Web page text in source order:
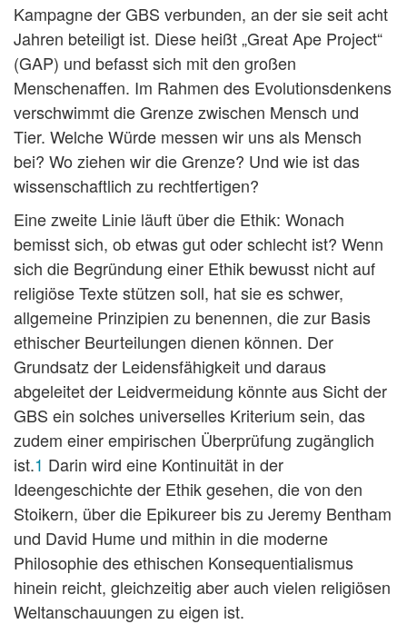
Kampagne der GBS verbunden, an der sie seit acht
Jahren beteiligt ist. Diese heißt „Great Ape Project“
(GAP) und befasst sich mit den großen
Menschenaffen. Im Rahmen des Evolutionsdenkens
verschwimmt die Grenze zwischen Mensch und
Tier. Welche Würde messen wir uns als Mensch
bei? Wo ziehen wir die Grenze? Und wie ist das
wissenschaftlich zu rechtfertigen?
Eine zweite Linie läuft über die Ethik: Wonach
bemisst sich, ob etwas gut oder schlecht ist? Wenn
sich die Begründung einer Ethik bewusst nicht auf
religiöse Texte stützen soll, hat sie es schwer,
allgemeine Prinzipien zu benennen, die zur Basis
ethischer Beurteilungen dienen können. Der
Grundsatz der Leidensfähigkeit und daraus
abgeleitet der Leidvermeidung könnte aus Sicht der
GBS ein solches universelles Kriterium sein, das
zudem einer empirischen Überprüfung zugänglich
ist.1 Darin wird eine Kontinuität in der
Ideengeschichte der Ethik gesehen, die von den
Stoikern, über die Epikureer bis zu Jeremy Bentham
und David Hume und mithin in die moderne
Philosophie des ethischen Konsequentialismus
hinein reicht, gleichzeitig aber auch vielen religiösen
Weltanschauungen zu eigen ist.